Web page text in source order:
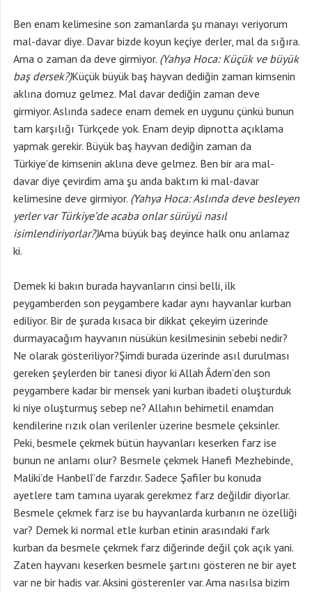
Ben enam kelimesine son zamanlarda şu manayı veriyorum
mal-davar diye. Davar bizde koyun keçiye derler, mal da sığıra.
Ama o zaman da deve girmiyor. (Yahya Hoca: Küçük ve büyük
baş dersek?)Küçük büyük baş hayvan dediğin zaman kimsenin
aklına domuz gelmez. Mal davar dediğin zaman deve
girmiyor. Aslında sadece enam demek en uygunu çünkü bunun
tam karşılığı Türkçede yok. Enam deyip dipnotta açıklama
yapmak gerekir. Büyük baş hayvan dediğin zaman da
Türkiye’de kimsenin aklına deve gelmez. Ben bir ara mal-
davar diye çevirdim ama şu anda baktım ki mal-davar
kelimesine deve girmiyor. (Yahya Hoca: Aslında deve besleyen
yerler var Türkiye’de acaba onlar sürüyü nasıl
isimlendiriyorlar?)Ama büyük baş deyince halk onu anlamaz
ki.
Demek ki bakın burada hayvanların cinsi belli, ilk
peygamberden son peygambere kadar aynı hayvanlar kurban
ediliyor. Bir de şurada kısaca bir dikkat çekeyim üzerinde
durmayacağım hayvanın nüsükün kesilmesinin sebebi nedir?
Ne olarak gösteriliyor?Şimdi burada üzerinde asıl durulması
gereken şeylerden bir tanesi diyor ki Allah Âdem’den son
peygambere kadar bir mensek yani kurban ibadeti oluşturduk
ki niye oluşturmuş sebep ne? Allahın behimetil enamdan
kendilerine rızık olan verilenler üzerine besmele çeksinler.
Peki, besmele çekmek bütün hayvanları keserken farz ise
bunun ne anlamı olur? Besmele çekmek Hanefi Mezhebinde,
Maliki’de Hanbelî’de farzdır. Sadece Şafiler bu konuda
ayetlere tam tamına uyarak gerekmez farz değildir diyorlar.
Besmele çekmek farz ise bu hayvanlarda kurbanın ne özelliği
var? Demek ki normal etle kurban etinin arasındaki fark
kurban da besmele çekmek farz diğerinde değil çok açık yani.
Zaten hayvanı keserken besmele şartını gösteren ne bir ayet
var ne bir hadis var. Aksini gösterenler var. Ama nasılsa bizim